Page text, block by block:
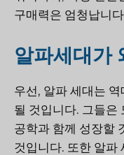
구매력은 엄청납니
알파세대가
우선, 알파 세대는
될 것입니다. 그들은
공학과 함께 성장할
것입니다. 또한 알파